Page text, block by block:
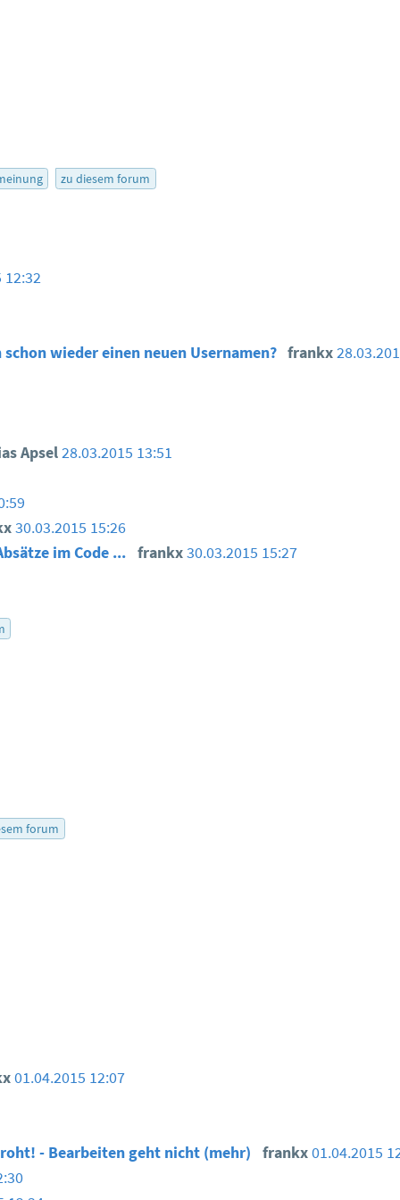
zu diesem forum
12:32
wieder einen neuen Usernamen? frankx
Apsel 28.03.2015 13:51
30.03.2015 15:26
im Code ... frankx30.03.2015 15:27
forum
01.04.2015 12:07
- Bearbeiten geht nicht (mehr) frankx01.04.2015